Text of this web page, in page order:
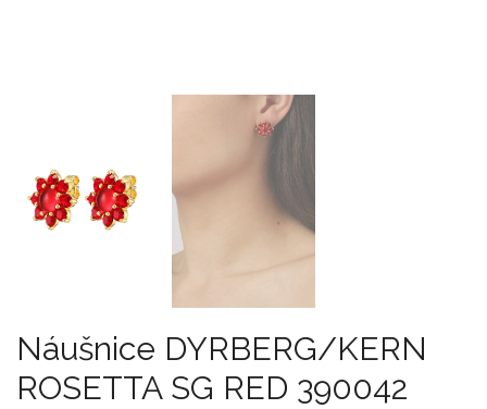
Náušnice DYRBERG/KERN
ROSETTA SG RED 390042